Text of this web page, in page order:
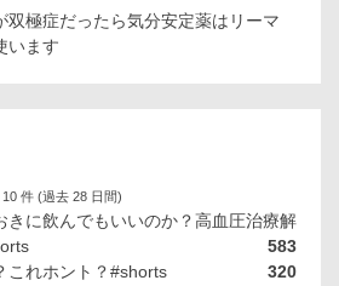
双極症だったら気分安定薬はリーマ
います
件 (過去 28 日間)
きに飲んでもいいのか？高血圧治療解
583
これホント？#shorts
320